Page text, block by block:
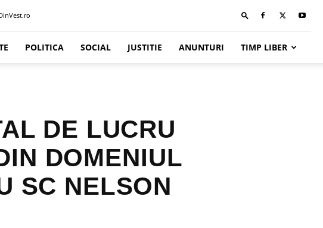
POLITICA SOCIAL JUSTITIE ANUNTURI TIMP LIBER
DE LUCRU
DOMENIUL
SC NELSON